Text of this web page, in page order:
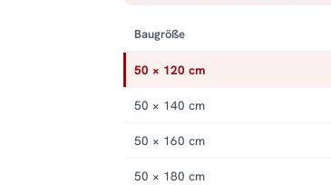
Baugröße
50 × 120 cm
50 × 140 cm
50 × 160 cm
50 × 180 cm